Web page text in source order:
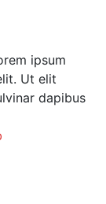
ipsum
Ut elit
dapibus